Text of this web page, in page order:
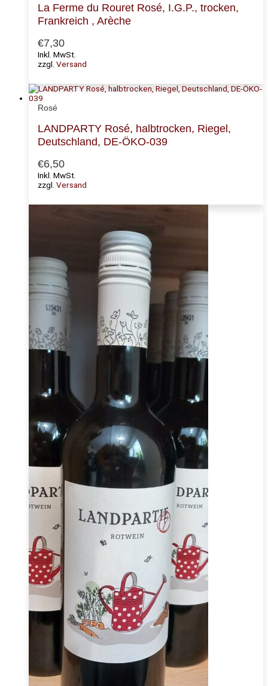
La Ferme du Rouret Rosé, I.G.P., trocken,
Frankreich , Arèche
€7,30
Inkl. MwSt.
zzgl. Versand
Rosé
LANDPARTY Rosé, halbtrocken, Riegel,
Deutschland, DE-ÖKO-039
€6,50
Inkl. MwSt.
zzgl. Versand